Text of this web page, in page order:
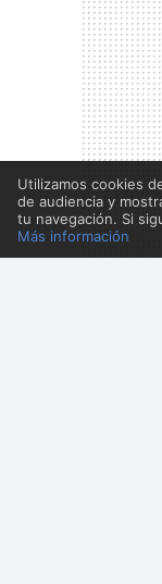
Utilizamos cookies
de audiencia y
tu navegación. Si
Más información